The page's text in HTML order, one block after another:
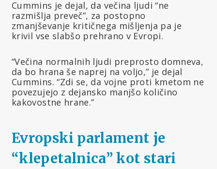
Cummins je dejal, da večina ljudi “ne
razmišlja preveč”, za postopno
zmanjševanje kritičnega mišljenja pa je
krivil vse slabšo prehrano v Evropi.
“Večina normalnih ljudi preprosto domneva,
da bo hrana še naprej na voljo,” je dejal
Cummins. “Zdi se, da vojne proti kmetom ne
povezujejo z dejansko manjšo količino
kakovostne hrane.”
Evropski parlament je
“klepetalnica” kot stari